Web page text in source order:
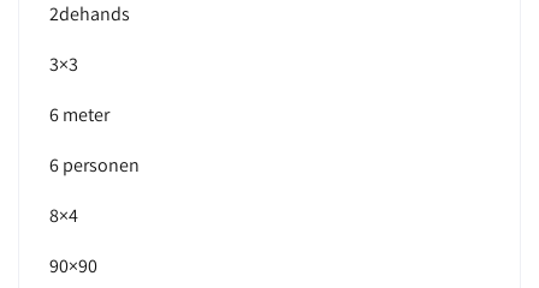
2dehands
3×3
6 meter
6 personen
8×4
90×90